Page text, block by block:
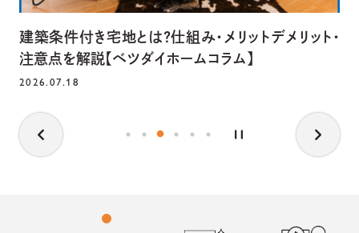
建築条件付き宅地とは？仕組み・メリットデメリット・
注意点を解説【ベツダイホームコラム】
2026.07.18